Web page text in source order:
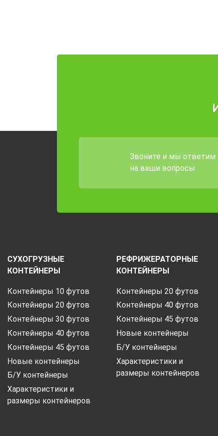
Звоните и мы ответим
на ваши вопросы
СУХОГРУЗНЫЕ
КОНТЕЙНЕРЫ
Контейнеры 10 футов
Контейнеры 20 футов
Контейнеры 30 футов
Контейнеры 40 футов
Контейнеры 45 футов
Новые контейнеры
Б/У контейнеры
Характеристики и
размеры контейнеров
РЕФРИЖЕРАТОРНЫЕ
КОНТЕЙНЕРЫ
Контейнеры 20 футов
Контейнеры 40 футов
Контейнеры 45 футов
Новые контейнеры
Б/У контейнеры
Характеристики и
размеры контейнеров